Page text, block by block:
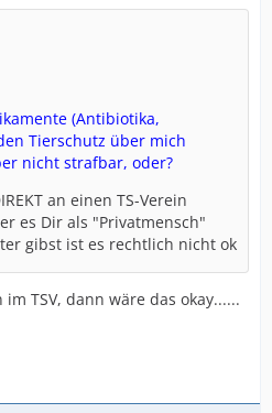
(Antibiotika,
Tierschutz über mich
nicht strafbar, oder?
an einen TS-Verein
es Dir als "Privatmensch"
gibst ist es rechtlich nicht ok
TSV, dann wäre das okay......